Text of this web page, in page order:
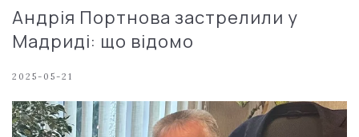
Андрія Портнова застрелили у
Мадриді: що відомо
2025-05-21